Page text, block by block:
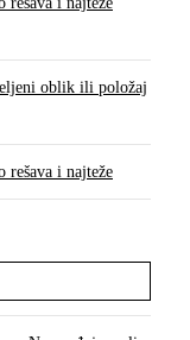
oblik ili položaj
rešava i najteže